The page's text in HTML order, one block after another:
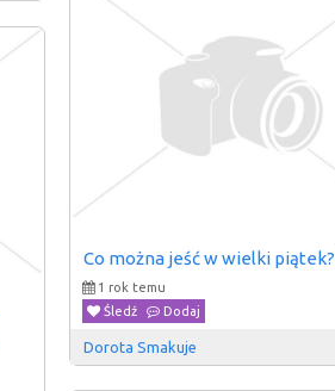
Co można jeść w wielki piątek?
1 rok temu
Śledź
Dodaj
Dorota Smakuje